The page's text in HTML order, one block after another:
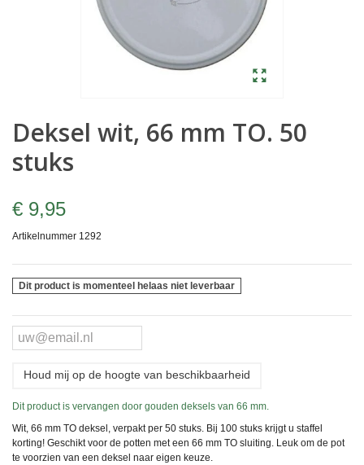
Deksel wit, 66 mm TO. 50
stuks
€ 9,95
Artikelnummer 1292
Dit product is momenteel helaas niet leverbaar
Houd mij op de hoogte van beschikbaarheid
Dit product is vervangen door gouden deksels van 66 mm.
Wit, 66 mm TO deksel, verpakt per 50 stuks. Bij 100 stuks krijgt u staffel
korting! Geschikt voor de potten met een 66 mm TO sluiting. Leuk om de pot
te voorzien van een deksel naar eigen keuze.